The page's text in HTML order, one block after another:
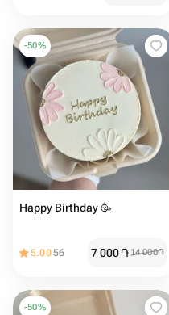
-50%
Happy Birthday 🥳
5.0056 7 000֏14 000֏
-50%